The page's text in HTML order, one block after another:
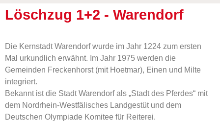
Löschzug 1+2 - Warendorf
Die Kernstadt Warendorf wurde im Jahr 1224 zum ersten
Mal urkundlich erwähnt. Im Jahr 1975 werden die
Gemeinden Freckenhorst (mit Hoetmar), Einen und Milte
integriert.
Bekannt ist die Stadt Warendorf als „Stadt des Pferdes“ mit
dem Nordrhein-Westfälisches Landgestüt und dem
Deutschen Olympiade Komitee für Reiterei.